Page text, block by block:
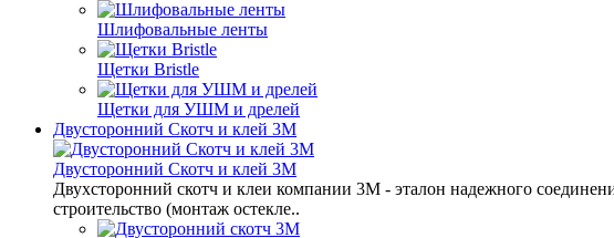
Шлифовальные ленты
Щетки Bristle
Щетки для УШМ и дрелей
Двусторонний Скотч и клей 3М
Двусторонний Скотч и клей 3М
Двухсторонний скотч и клеи компании 3M - эталон надежного
строительство (монтаж остекле..